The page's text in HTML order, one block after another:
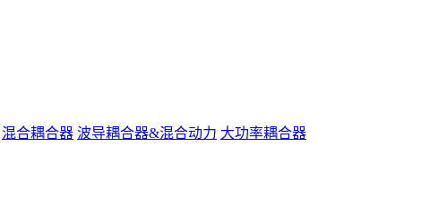
混合耦合器 波导耦合器&混合动力 大功率耦合器